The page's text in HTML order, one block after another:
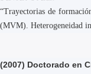
“Trayectorias de
(MVM). Heterogeneidad
(2007) Doctorado en